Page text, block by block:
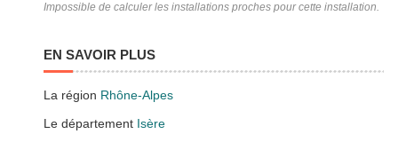
Impossible de calculer les installations proches pour cette installation.
EN SAVOIR PLUS
La région Rhône-Alpes
Le département Isère